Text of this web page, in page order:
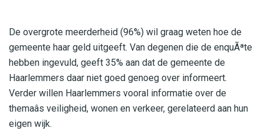
De overgrote meerderheid (96%) wil graag weten hoe de
gemeente haar geld uitgeeft. Van degenen die de enquÃªte
hebben ingevuld, geeft 35% aan dat de gemeente de
Haarlemmers daar niet goed genoeg over informeert.
Verder willen Haarlemmers vooral informatie over de
themaâs veiligheid, wonen en verkeer, gerelateerd aan hun
eigen wijk.